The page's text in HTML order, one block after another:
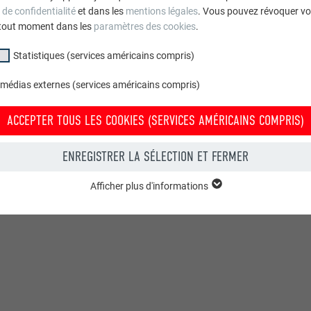
confidentialitéet dans les mentions légales. Vous pouvez révoquer
moment dans les paramètres des cookies.
Statistiques (services américains compris)
externes (services américains compris)
ACCEPTER TOUS LES COOKIES (SERVICES AMÉRICAINS COMPRIS)
ENREGISTRER LA SÉLECTION ET FERMER
Afficher plus d'informations